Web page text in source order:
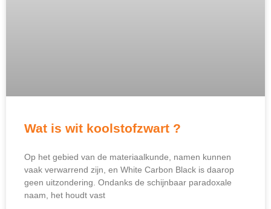
Wat is wit koolstofzwart ?
Op het gebied van de materiaalkunde, namen kunnen
vaak verwarrend zijn, en White Carbon Black is daarop
geen uitzondering. Ondanks de schijnbaar paradoxale
naam, het houdt vast